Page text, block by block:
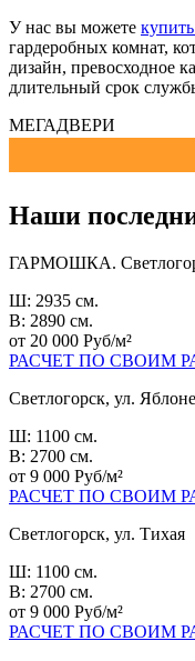
У нас вы можете
гардеробных комнат,
дизайн, превосходное
длительный срок
МЕГАДВЕРИ
Наши
ГАРМОШКА.
Ш: 2935 см.
В: 2890 см.
от 20 000 Руб/м²
РАСЧЕТ ПО СВОИМ
Светлогорск, ул.
Ш: 1100 см.
В: 2700 см.
от 9 000 Руб/м²
РАСЧЕТ ПО СВОИМ
Светлогорск, ул. Тихая
Ш: 1100 см.
В: 2700 см.
от 9 000 Руб/м²
РАСЧЕТ ПО СВОИМ